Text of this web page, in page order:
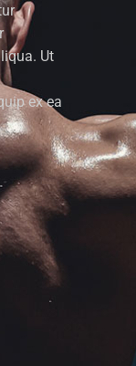
Ut
ex ea